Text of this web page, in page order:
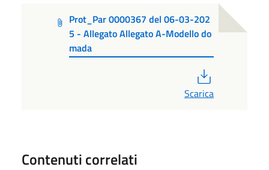
Prot_Par 0000367 del 06-03-202
5 - Allegato Allegato A-Modello do
mada
Scarica
Contenuti correlati